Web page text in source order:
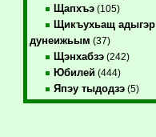
Щапхъэ(105)
Щикъухьащ адыгэр
дунеижьым (37)
Щэнхабзэ(242)
Юбилей(444)
Япэу тыдодзэ(5)